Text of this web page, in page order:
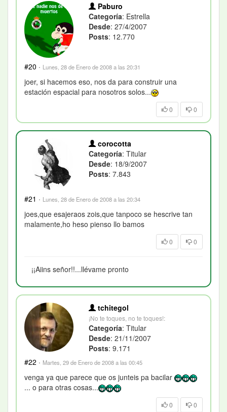
Paburo
Categoría: Estrella
Desde: 27/4/2007
Posts: 12.770
#20 · Lunes, 28 de Enero de 2008 a las 20:31
joer, si hacemos eso, nos da para construir una
estación espacial para nosotros solos...
0 0
corocotta
Categoría: Titular
Desde: 18/9/2007
Posts: 7.843
#21 · Lunes, 28 de Enero de 2008 a las 20:34
joes,que esajeraos zois,que tanpoco se hescrive tan
malamente,ho heso pienso llo bamos
0 0
¡¡Aiins señor!!...llévame pronto
tchitegol
¡No te toques, no te toques!:
Categoría: Titular
Desde: 21/11/2007
Posts: 9.171
#22 · Martes, 29 de Enero de 2008 a las 00:45
venga ya que parece que os junteis pa bacilar
... o para otras cosas...
0 0